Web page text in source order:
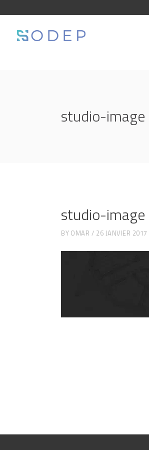
studio-image
studio-image
BY OMAR 26 JANVIER 2017